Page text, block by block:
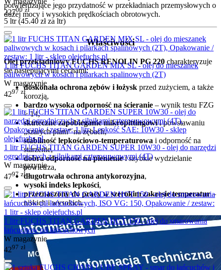
potwierdzające jego przydatność w przekładniach przemysłowych o
dużej mocy i wysokich prędkościach obrotowych.
Właściwości
Olej przekładniowy FUCHS RENOLIN PG 220 charakteryzuje
sie następującymi cechami:
doskonała ochrona zębów i łożysk przed zużyciem, a także
korozją,
bardzo wysoka odporność na ścieranie – wynik testu FZG
> 14,
skuteczne zapobieganie mikropittingowii powstawaniu
„szarych plam” na zębach,
stabilność lepkościowo-temperaturowa i odporność na
starzenie,
dobra odporność na pienieniei szybkie wydzielanie
powietrza,
długotrwała ochrona antykorozyjna,
wysoki indeks lepkości,
przeznaczony do pracy w szerokim zakresie temperatur–
niskich i wysokich.
22700 zł
5 ltr (45.40 złza ltr)
1 litr FUCHS TITAN GARDEN MIX SL - olej do mieszanek
paliwowych w kosach i pilarkach spalinowych (2T)
W magazynie
4297 zł
1 litr FUCHS TITAN GARDEN SUPER 10W30 - olej do narzędzi
ogrodniczych z silnikami czterosuwowymi (4T)
W magazynie
4797 zł
1 litr FUCHS TITAN GARDEN HCT 150 - olej do smarowania
łańcuchów pił łańcuchowych
W magazynie
4297 zł